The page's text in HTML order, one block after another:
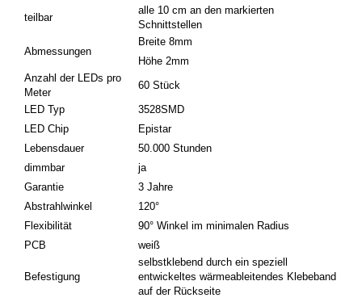
teilbar
alle 10 cm an den markierten
Schnittstellen
Abmessungen
Breite 8mm
Höhe 2mm
Anzahl der LEDs pro
Meter
60 Stück
LED Typ
3528SMD
LED Chip
Epistar
Lebensdauer
50.000 Stunden
dimmbar
ja
Garantie
3 Jahre
Abstrahlwinkel
120°
Flexibilität
90° Winkel im minimalen Radius
PCB
weiß
Befestigung
selbstklebend durch ein speziell
entwickeltes wärmeableitendes Klebeband
auf der Rückseite